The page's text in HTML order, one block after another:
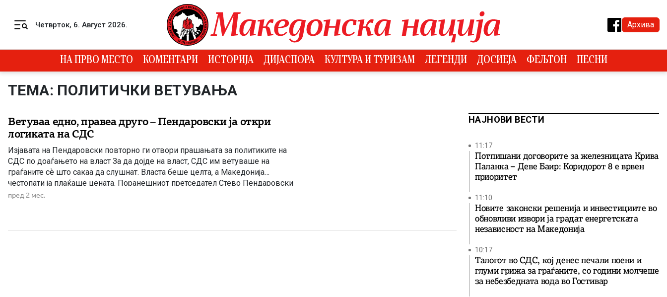
Четврток, 6. Август 2026. Архива
НА ПРВО МЕСТО КОМЕНТАРИ ИСТОРИЈА ДИЈАСПОРА КУЛТУРА И ТУРИЗАМ ЛЕГЕНДИ ДОСИЕЈА ФЕЉТОН ПЕСНИ
ТЕМА: ПОЛИТИЧКИ ВЕТУВАЊА
Ветуваа едно, правеа друго – Пендаровски ја откри
логиката на СДС
Изјавата на Пендаровски повторно ги отвори прашањата за политиките на
СДС по доаѓањето на власт За да дојде на власт, СДС им ветуваше на
граѓаните сѐ што сакаа да слушнат. Власта беше целта, а Македонија
честопати ја плаќаше цената. Поранешниот претседател Стево Пендаровски
во едно телевизиско интервју откри политичка логика која многу граѓани
пред 2 мес.
НАЈНОВИ ВЕСТИ
11:17
Потпишани договорите за железницата Крива
Паланка – Деве Баир: Коридорот 8 е врвен
приоритет
11:10
Новите законски решенија и инвестициите во
обновливи извори ја градат енергетската
независност на Македонија
10:17
Талогот во СДС, кој денес печали поени и
глуми грижа за граѓаните, со години молчеше
за небезбедната вода во Гостивар